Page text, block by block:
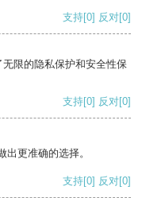
支持[0] 反对[0]
限的隐私保护和安全性保
支持[0] 反对[0]
更准确的选择。
支持[0] 反对[0]